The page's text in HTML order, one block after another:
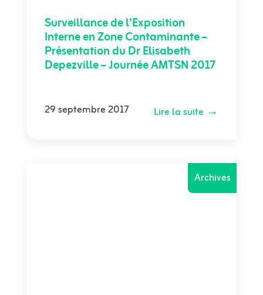
Surveillance de l’Exposition
Interne en Zone Contaminante –
Présentation du Dr Elisabeth
Depezville – Journée AMTSN 2017
29 septembre 2017 Lire la suite →
Archives